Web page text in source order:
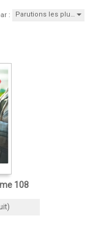
: Parutions les plu…
108